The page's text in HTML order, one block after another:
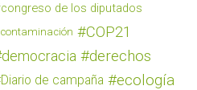
congreso de los diputados
contaminación COP21
democracia derechos
Diario de campaña ecología